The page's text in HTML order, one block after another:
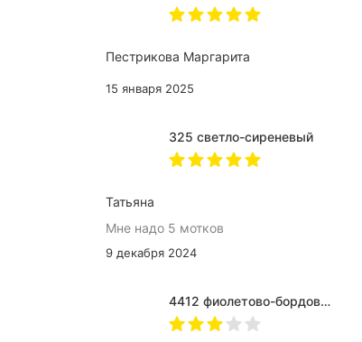
Пестрикова Маргарита
15 января 2025
325 светло-сиреневый
Татьяна
Мне надо 5 мотков
9 декабря 2024
4412 фиолетово-бордово-бирюзовый